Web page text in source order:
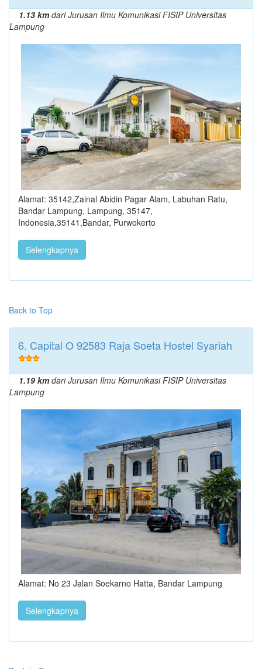
1.13 kmdari Jurusan Ilmu Komunikasi FISIP Universitas
Lampung
Alamat: 35142,Zainal Abidin Pagar Alam, Labuhan Ratu,
Bandar Lampung, Lampung, 35147,
Indonesia,35141,Bandar, Purwokerto
Selengkapnya
Back to Top
6. Capital O 92583 Raja Soeta Hostel Syariah
1.19 kmdari Jurusan Ilmu Komunikasi FISIP Universitas
Lampung
Alamat: No 23 Jalan Soekarno Hatta, Bandar Lampung
Selengkapnya